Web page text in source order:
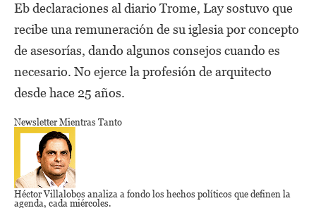
Eb declaraciones al diario Trome, Lay sostuvo que
recibe una remuneración de su iglesia por concepto
de asesorías, dando algunos consejos cuando es
necesario. No ejerce la profesión de arquitecto
desde hace 25 años.
Newsletter Mientras Tanto
Héctor Villalobos analiza a fondo los hechos políticos que definen la
agenda, cada miércoles.